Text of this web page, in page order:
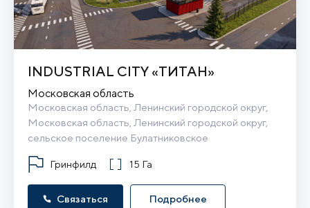
INDUSTRIAL CITY «ТИТАН»
Московская область
Московская область, Ленинский городской округ,
Московская область, Ленинский городской округ,
сельское поселение Булатниковское
Гринфилд 15 Га
Связаться Подробнее